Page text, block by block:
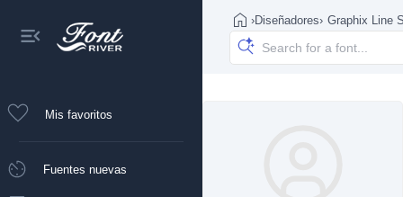
Mis favoritos
Fuentes nuevas
›Diseñadores› Graphix Line